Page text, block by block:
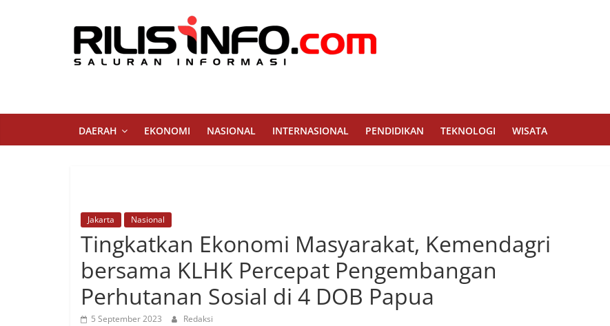
Rilis
Info
Saluran
Informasi
DAERAH EKONOMI NASIONAL INTERNASIONAL PENDIDIKAN TEKNOLOGI WISATA
Jakarta Nasional
Tingkatkan Ekonomi Masyarakat, Kemendagri
bersama KLHK Percepat Pengembangan
Perhutanan Sosial di 4 DOB Papua
5 September 2023 Redaksi